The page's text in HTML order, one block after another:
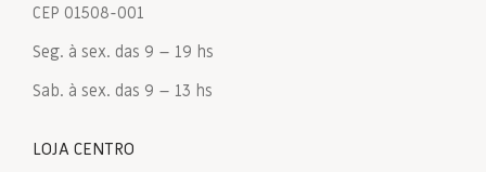
CEP 01508-001
Seg. à sex. das 9 – 19 hs
Sab. à sex. das 9 – 13 hs
LOJA CENTRO